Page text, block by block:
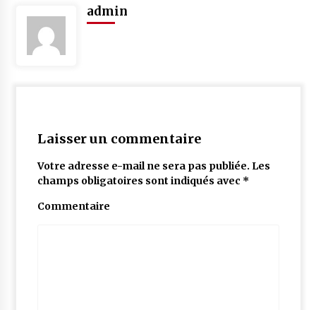
admin
Laisser un commentaire
Votre adresse e-mail ne sera pas publiée. Les
champs obligatoires sont indiqués avec *
Commentaire